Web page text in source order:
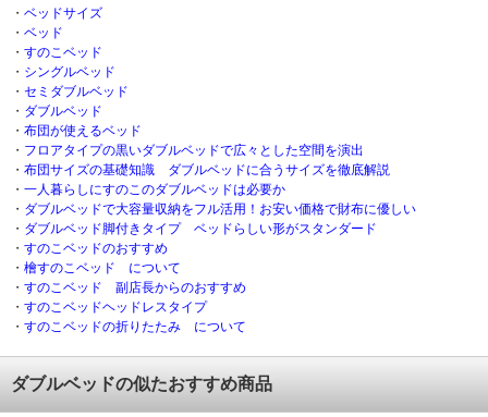
・ ベッドサイズ
・ ベッド
・ すのこベッド
・ シングルベッド
・ セミダブルベッド
・ ダブルベッド
・ 布団が使えるベッド
・ フロアタイプの黒いダブルベッドで広々とした空間を演出
・ 布団サイズの基礎知識 ダブルベッドに合うサイズを徹底解説
・ 一人暮らしにすのこのダブルベッドは必要か
・ ダブルベッドで大容量収納をフル活用！お安い価格で財布に優しい
・ ダブルベッド脚付きタイプ ベッドらしい形がスタンダード
・ すのこベッドのおすすめ
・ 檜すのこベッド について
・ すのこベッド 副店長からのおすすめ
・ すのこベッドヘッドレスタイプ
・ すのこベッドの折りたたみ について
ダブルベッドの似たおすすめ商品